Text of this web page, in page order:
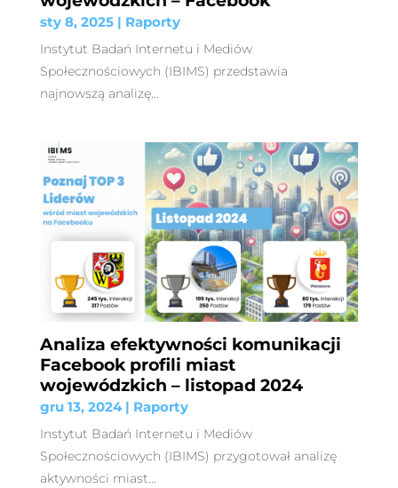
sty 8, 2025| Raporty
Instytut Badań Internetu i Mediów
Społecznościowych (IBIMS) przedstawia
najnowszą analizę...
Analiza efektywności komunikacji
Facebook profili miast
wojewódzkich – listopad 2024
gru 13, 2024| Raporty
Instytut Badań Internetu i Mediów
Społecznościowych (IBIMS) przygotował analizę
aktywności miast...